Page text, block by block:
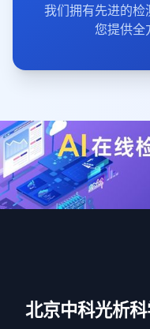
我们拥有先进的
您提供全
北京中科光析